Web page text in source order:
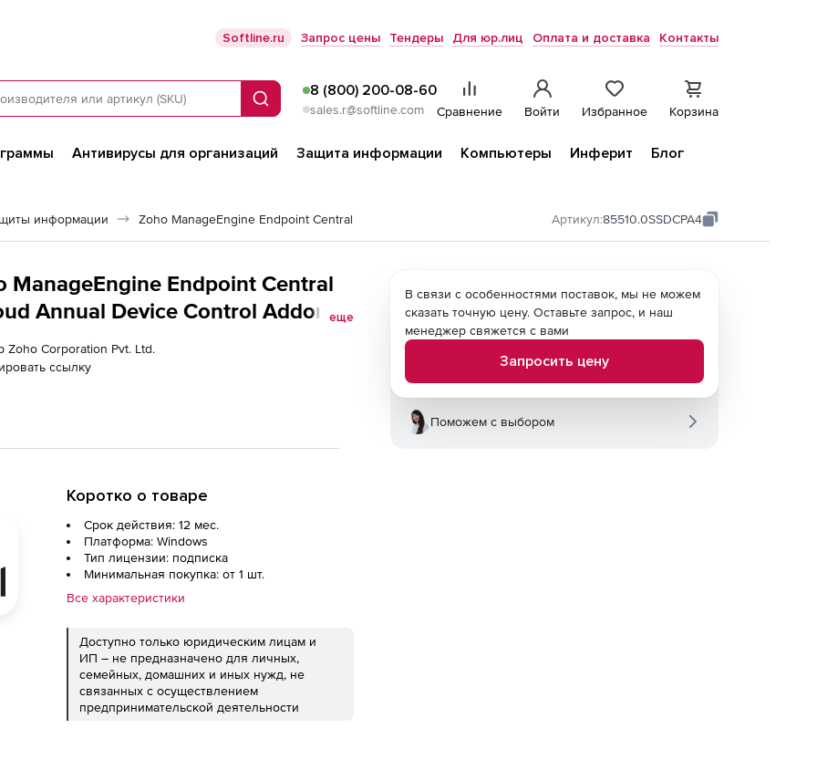
Softline.ru Запрос цены Тендеры Для юр.лиц Оплата и доставка Контакты
Поиск
8 (800) 200-08-60
sales.r@softline.com Сравнение Войти Избранное Корзина
Антивирусы для организаций Защита информации Компьютеры Инферит
Блог
информации Zoho ManageEngine Endpoint Central Артикул:85510.0SSDCPA4
ManageEngine Endpoint Central
Annual Device Control Addon),
License
еще
Zoho Corporation Pvt. Ltd.
ссылку
Коротко о товаре
Срок действия: 12 мес.
Платформа: Windows
Тип лицензии: подписка
Минимальная покупка: от 1 шт.
Все характеристики
Доступно только юридическим лицам и
ИП – не предназначено для личных,
семейных, домашних и иных нужд, не
связанных с осуществлением
предпринимательской деятельности
В связи с особенностями поставок, мы не можем
сказать точную цену. Оставьте запрос, и наш
менеджер свяжется с вами
Запросить цену
Поможем с выбором